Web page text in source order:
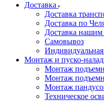
Доставка
Доставка
Доставка по
Доставка нашим
Самовывоз
Индивидуальная
Монтаж и пуско-
Монтаж
Монтаж
Монтаж
Техническое